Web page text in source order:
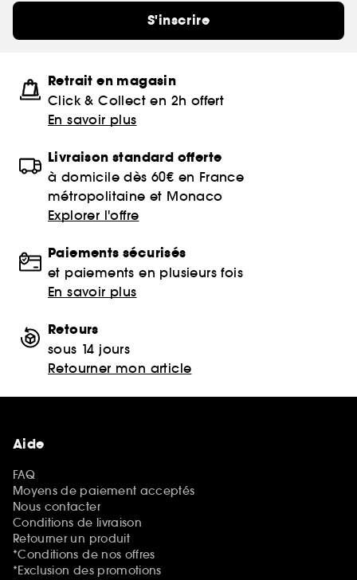
S'inscrire
Retrait en magasin
Click & Collect en 2h offert
En savoir plus
Livraison standard offerte
à domicile dès 60€ en France
métropolitaine et Monaco
Explorer l'offre
Paiements sécurisés
et paiements en plusieurs fois
En savoir plus
Retours
sous 14 jours
Retourner mon article
Aide
FAQ
Moyens de paiement acceptés
Nous contacter
Conditions de livraison
Retourner un produit
*Conditions de nos offres
*Exclusion des promotions